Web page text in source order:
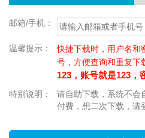
邮箱/手机：
温馨提示：
快捷下载时，用户名和
号，方便查询和重复下
123，账号就是123，
特别说明：
请自助下载，系统不会
付费，想二次下载，请